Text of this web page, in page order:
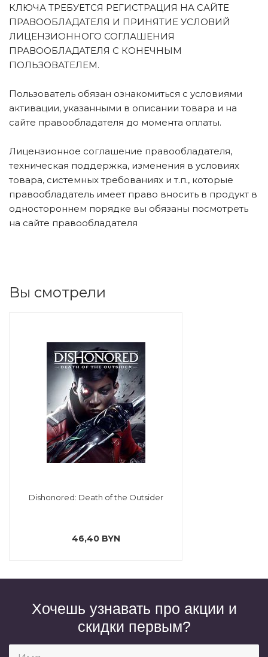
КЛЮЧА ТРЕБУЕТСЯ РЕГИСТРАЦИЯ НА САЙТЕ
ПРАВООБЛАДАТЕЛЯ И ПРИНЯТИЕ УСЛОВИЙ
ЛИЦЕНЗИОННОГО СОГЛАШЕНИЯ
ПРАВООБЛАДАТЕЛЯ С КОНЕЧНЫМ
ПОЛЬЗОВАТЕЛЕМ.
Пользователь обязан ознакомиться с условиями
активации, указанными в описании товара и на
сайте правообладателя до момента оплаты.
Лицензионное соглашение правообладателя,
техническая поддержка, изменения в условиях
товара, системных требованиях и т.п., которые
правообладатель имеет право вносить в продукт в
одностороннем порядке вы обязаны посмотреть
на сайте правообладателя
Вы смотрели
Dishonored: Death of the Outsider
46,40 BYN
Хочешь узнавать про акции и
скидки первым?